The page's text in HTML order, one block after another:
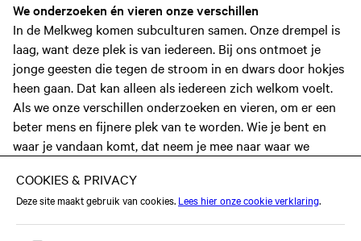
We onderzoeken én vieren onze verschillen
In de Melkweg komen subculturen samen. Onze drempel is
laag, want deze plek is van iedereen. Bij ons ontmoet je
jonge geesten die tegen de stroom in en dwars door hokjes
heen gaan. Dat kan alleen als iedereen zich welkom voelt.
Als we onze verschillen onderzoeken en vieren, om er een
beter mens en fijnere plek van te worden. Wie je bent en
waar je vandaan komt, dat neem je mee naar waar we
nodigen we je van harte uit om bij ons te solliciteren.
Geen vacatures